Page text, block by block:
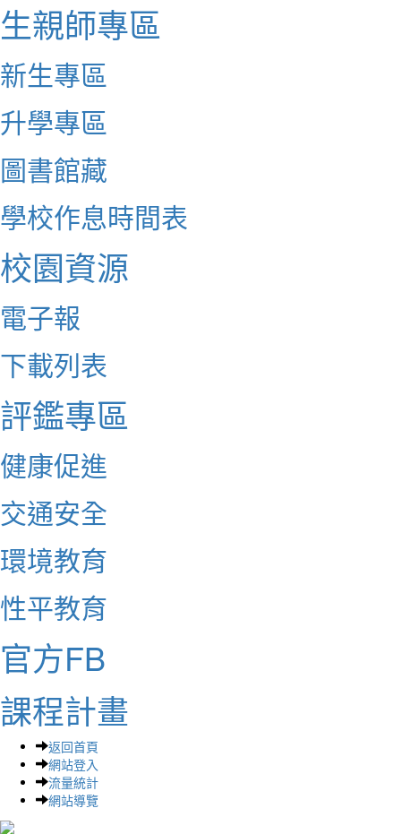
生親師專區
新生專區
升學專區
圖書館藏
學校作息時間表
校園資源
電子報
下載列表
評鑑專區
健康促進
交通安全
環境教育
性平教育
官方FB
課程計畫
返回首頁
網站登入
流量統計
網站導覽